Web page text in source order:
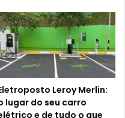
Leroy Merlin:
lugar do seu carro
e de tudo o que